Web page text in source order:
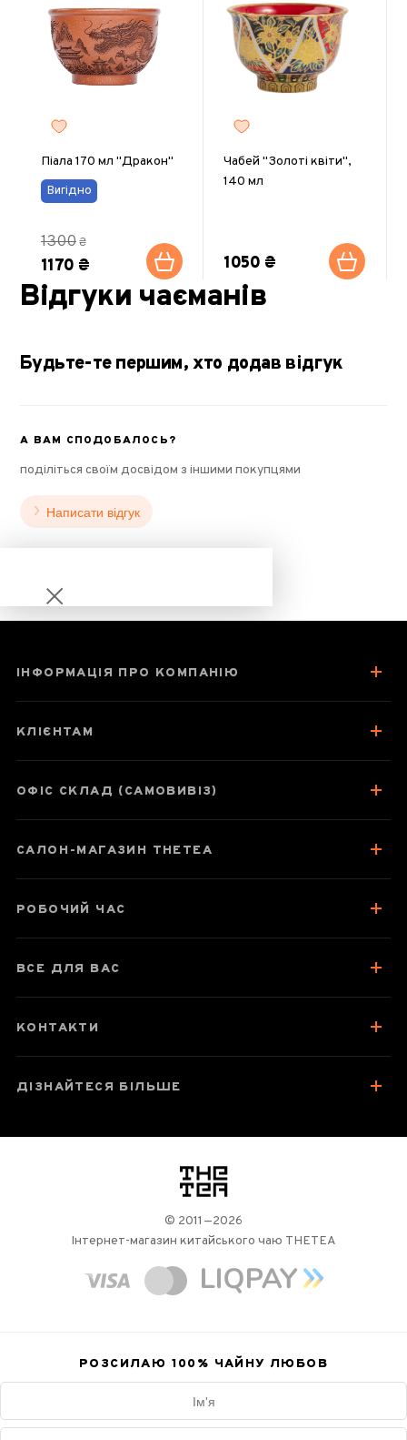
Піала 170 мл "Дракон"
Вигідно
1300₴
1170 ₴
Чабей "Золоті квіти",
140 мл
1050 ₴
Відгуки чаєманів
Будьте-те першим, хто додав відгук
А ВАМ СПОДОБАЛОСЬ?
поділіться своїм досвідом з іншими покупцями
Написати відгук
Набір пробників
Зберігання та упаковка
Найкраще для чаювання
Відгуки чаєманів
ІНФОРМАЦІЯ ПРО КОМПАНІЮ
КЛІЄНТАМ
ОФІС СКЛАД (САМОВИВІЗ)
САЛОН-МАГАЗИН THETEA
РОБОЧИЙ ЧАС
ВСЕ ДЛЯ ВАС
КОНТАКТИ
ДІЗНАЙТЕСЯ БІЛЬШЕ
логотип
© 2011—2026
Інтернет-магазин китайського чаю THETEA
РОЗСИЛАЮ 100% ЧАЙНУ ЛЮБОВ